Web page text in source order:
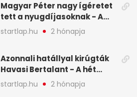
Magyar Péter nagy ígéretet
tett a nyugdíjasoknak - A
hét legfontosabb hírei
képekben
startlap.hu 2 hónapja
Azonnali hatállyal kirúgták
Havasi Bertalant - A hét
legfontosabb hírei
képekben
startlap.hu 2 hónapja